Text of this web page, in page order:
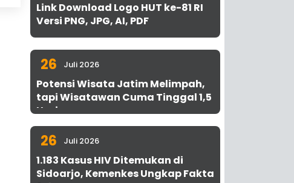
Link Download Logo HUT ke-81 RI
Versi PNG, JPG, AI, PDF
26 Juli 2026
Potensi Wisata Jatim Melimpah,
tapi Wisatawan Cuma Tinggal 1,5
Hari
26 Juli 2026
1.183 Kasus HIV Ditemukan di
Sidoarjo, Kemenkes Ungkap Fakta